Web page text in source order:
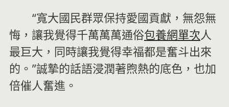
“寬大國民群眾保持愛國貢獻，無怨無
悔，讓我覺得千萬萬萬通俗包養網單次人
最巨大，同時讓我覺得幸福都是奮斗出來
的。”誠摯的話語浸潤著煦熱的底色，也加
倍催人奮進。